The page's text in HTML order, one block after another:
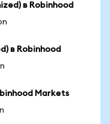
в Robinhood
в Robinhood
Markets